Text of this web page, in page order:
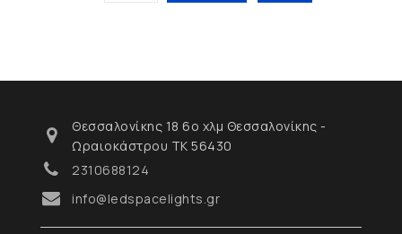
Θεσσαλονίκης 18 6ο χλμ Θεσσαλονίκης -
Ωραιοκάστρου ΤΚ 56430
2310688124
info@ledspacelights.gr